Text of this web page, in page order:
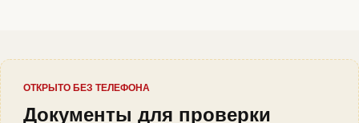
ОТКРЫТО БЕЗ ТЕЛЕФОНА
Документы для проверки